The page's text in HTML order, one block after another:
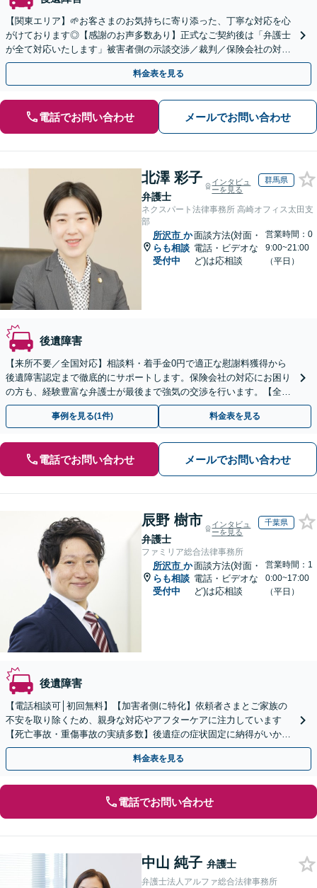
【関東エリア】🌱お客さまのお気持ちに寄り添った、丁寧な対応を心
がけております◎【感謝のお声多数あり】正式なご契約後は「弁護士
が全て対応いたします」被害者側の示談交渉／裁判／保険会社の対応
／むち打ち／物損事故のご相談はお任せください。
料金表を見る
電話でお問い合わせ メールでお問い合わせ
北澤 彩子
弁護士
インタビュ
ーを見る
群馬県
ネクスパート法律事務所 高崎オフィス太田支
部
所沢市 か
らも相談
受付中
面談方法(対面・
電話・ビデオな
ど)は応相談
営業時間：0
9:00~21:00
（平日）
後遺障害
【来所不要／全国対応】相談料・着手金0円で適正な慰謝料獲得から
後遺障害認定まで徹底的にサポートします。保険会社の対応にお困り
の方も、経験豊富な弁護士が最後まで強気の交渉を行います。【全国
13拠点】お気軽にご相談ください。
事例を見る(1件) 料金表を見る
電話でお問い合わせ メールでお問い合わせ
辰野 樹市
弁護士
インタビュ
ーを見る
千葉県
ファミリア総合法律事務所
所沢市 か
らも相談
受付中
面談方法(対面・
電話・ビデオな
ど)は応相談
営業時間：1
0:00~17:00
（平日）
後遺障害
【電話相談可│初回無料】【加害者側に特化】依頼者さまとご家族の
不安を取り除くため、親身な対応やアフターケアに注力しています
【死亡事故・重傷事故の実績多数】後遺症の症状固定に納得がいかな
い場合はご相談ください【夜間面談可】【バリアフリー対応】
料金表を見る
電話でお問い合わせ
中山 純子 弁護士
弁護士法人アルファ総合法律事務所